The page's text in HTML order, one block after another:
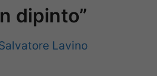
dipinto”
Lavino